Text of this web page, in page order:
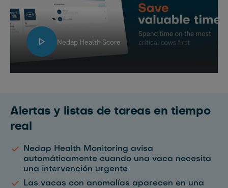
Nedap Health Score
Alertas y listas de tareas en tiempo
real
Nedap Health Monitoring avisa
automáticamente cuando una vaca necesita
una intervención urgente
Las vacas con anomalías aparecen en una